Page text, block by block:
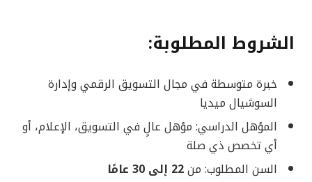
الشروط المطلوبة:
خبرة متوسطة في مجال التسويق الرقمي وإدارة
السوشيال ميديا
المؤهل الدراسي: مؤهل عالٍ في التسويق، الإعلام، أو
أي تخصص ذي صلة
السن المطلوب: من22 إلى 30 عامًا